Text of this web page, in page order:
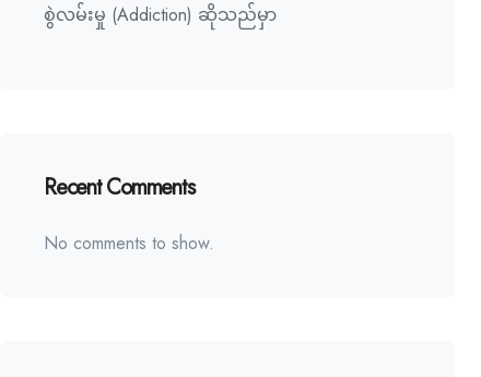
စွဲလမ်းမှု (Addiction) ဆိုသည်မှာ
Recent Comments
No comments to show.